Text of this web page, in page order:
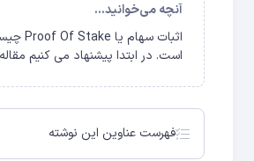
آنچه می‌خوانید...
است. در ابتدا پیشنهاد می کنیم
فهرست عناوین این نوشته